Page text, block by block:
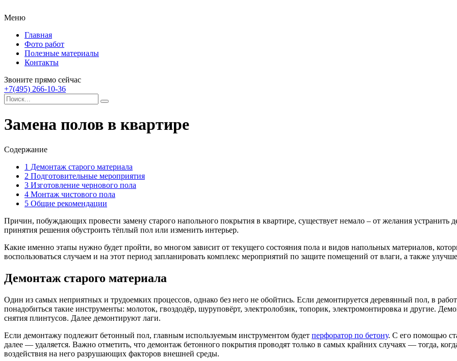
Меню
Главная
Фото работ
Полезные материалы
Контакты
Звоните прямо сейчас
+7(495) 266-10-36
Замена полов в квартире
Содержание
1 Демонтаж старого материала
2 Подготовительные мероприятия
3 Изготовление чернового пола
4 Монтаж чистового пола
5 Общие рекомендации
Причин, побуждающих провести замену старого напольного покрытия в квартире, существует немало – от желания устранить
принятия решения обустроить тёплый пол или изменить интерьер.
Какие именно этапы нужно будет пройти, во многом зависит от текущего состояния пола и видов напольных материалов,
воспользоваться случаем и на этот период запланировать комплекс мероприятий по защите помещений от влаги, а также
Демонтаж старого материала
Один из самых неприятных и трудоемких процессов, однако без него не обойтись. Если демонтируется деревянный пол, в
понадобиться такие инструменты: молоток, гвоздодёр, шуруповёрт, электролобзик, топорик, электромонтировка и другие.
снятия плинтусов. Далее демонтируют лаги.
Если демонтажу подлежит бетонный пол, главным используемым инструментом будет перфоратор по бетону. С его помощью
далее — удаляется. Важно отметить, что демонтаж бетонного покрытия проводят только в самых крайних случаях — тогда,
воздействия на него разрушающих факторов внешней среды.